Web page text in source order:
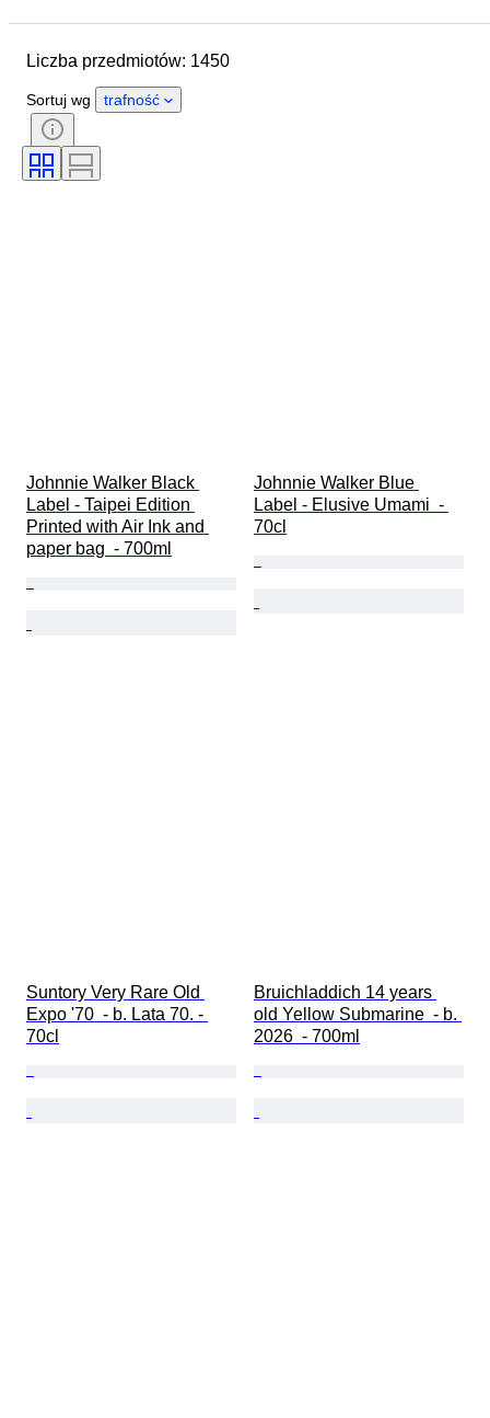
Rozmiar butelki
Okres
Styl
Kolor
Alcohol Percent List
Rozlewnia
Liczba przedmiotów: 1450
Sortuj wg trafność
Johnnie Walker Black
Label - Taipei Edition
Printed with Air Ink and
paper bag  - 700ml
Johnnie Walker Blue
Label - Elusive Umami  -
70cl
Suntory Very Rare Old
Expo '70  - b. Lata 70. -
70cl
Bruichladdich 14 years
old Yellow Submarine  - b.
2026  - 700ml